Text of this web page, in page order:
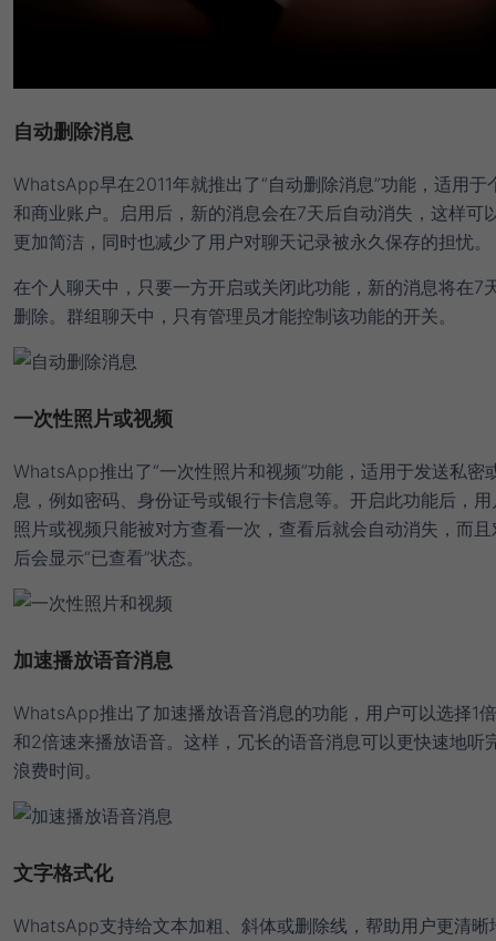
自动删除消息
WhatsApp早在2011年就推出了“自动删除消息”功能，适用于
和商业账户。启用后，新的消息会在7天后自动消失，这样可
更加简洁，同时也减少了用户对聊天记录被永久保存的担忧。
在个人聊天中，只要一方开启或关闭此功能，新的消息将在7
删除。群组聊天中，只有管理员才能控制该功能的开关。
一次性照片或视频
WhatsApp推出了“一次性照片和视频”功能，适用于发送私密
息，例如密码、身份证号或银行卡信息等。开启此功能后，
照片或视频只能被对方查看一次，查看后就会自动消失，而
后会显示“已查看”状态。
加速播放语音消息
WhatsApp推出了加速播放语音消息的功能，用户可以选择1
和2倍速来播放语音。这样，冗长的语音消息可以更快速地听
浪费时间。
文字格式化
WhatsApp支持给文本加粗、斜体或删除线，帮助用户更清晰